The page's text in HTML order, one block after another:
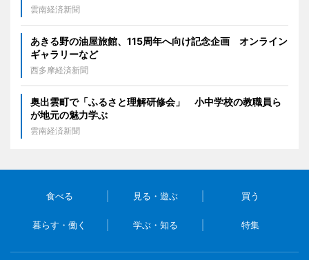
雲南経済新聞
あきる野の油屋旅館、115周年へ向け記念企画 オンライン
ギャラリーなど
西多摩経済新聞
奥出雲町で「ふるさと理解研修会」 小中学校の教職員ら
が地元の魅力学ぶ
雲南経済新聞
食べる 見る・遊ぶ 買う
暮らす・働く 学ぶ・知る 特集